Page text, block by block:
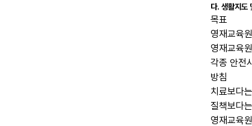
다. 생활지도
목표
영재교육
영재교육
각종 안전
방침
치료보다
질책보다
영재교육